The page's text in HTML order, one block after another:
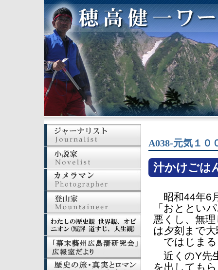
A038-元気１
汁かけごは
昭和44年6
「おととい
悪くし、無
は夕刻まで
ではじまる
近くのY先
を出しても